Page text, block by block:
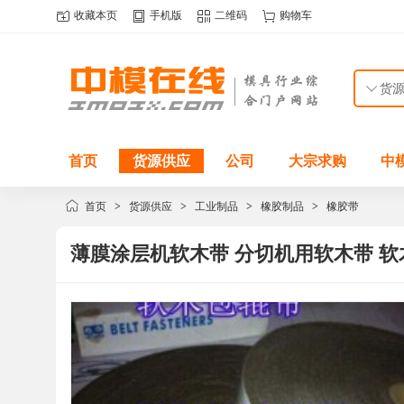
收藏本页 手机版 二维码 购物车
首页 货源供应 公司 大宗求购 中
首页 > 货源供应 > 工业制品 > 橡胶制品 > 橡胶带
薄膜涂层机软木带 分切机用软木带